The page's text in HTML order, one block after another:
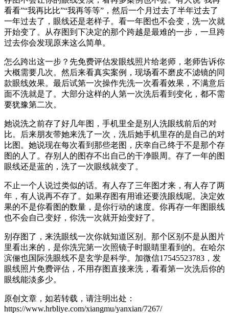
看看”“我再比比”“我再等等”，然后一个月过去了半年过去了
一年过去了，眼线还是老样子。看一年图也不会变，洗一次就
开始变了。从存图到下决定的那个跨越是最难的一步，一旦跨
过去你会发现原来这么简单。
怎么跨出这一步？先免费评估发眼线照片给老师，老师告诉你
大概需要几次。然后来看真实案例，现场看不磨皮不滤镜的同
款眼线效果。最后试第一次操作先洗一次看看效果，不满意后
面不洗就是了。大部分这样的人第一次洗后看到变化，都不需
要犹豫第二次。
她说洗之前存了好几年图，手机里全是别人洗眼线前后的对
比。后来朋友带她来洗了一次，洗后她手机里存的是自己的对
比图。她说现在每次看到那些老图，庆幸自己终于不是那个存
图的人了。存别人的图存不出自己的干净眼周。存了一年的图
眼线还是蓝的，洗了一次眼线就变了。
不止一个人说过类似的话。有人存了三年图才来，有人存了两
年，有人说再不存了。如果存图有用谁还要洗眼线呢。决定效
果的不是你看图的数量，是你行动的速度。你再存一年图眼线
也不会自己变好，你洗一次就开始变好了。
别存图了，来洗眼线一次你就知道区别。那个区别不是从图片
里看出来的，是你洗完第一次照镜子时眼睛里看到的。在哈尔
滨俪也国际洗眼线不是玄学是科学。加微信17545523783，发
眼线照片免费评估，不用存图直接来洗，看看第一次洗后你的
眼线能淡多少。
原创文章，如若转载，请注明出处：
https://www.hrbliye.com/xiangmu/yanxian/7267/